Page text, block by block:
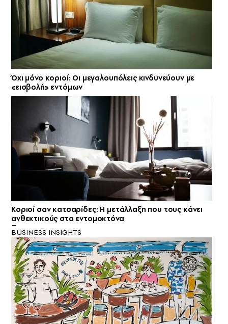
Όχι μόνο κοριοί: Οι μεγαλουπόλεις κινδυνεύουν με
«εισβολή» εντόμων
Κοριοί σαν κατσαρίδες: Η μετάλλαξη που τους κάνει
ανθεκτικούς στα εντομοκτόνα
BUSINESS INSIGHTS